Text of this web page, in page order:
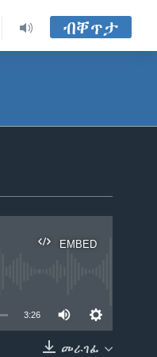
ብቐጥታ
EMBED
3:26
መራገፊ